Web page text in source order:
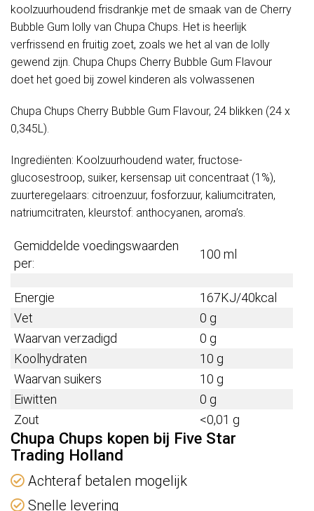
koolzuurhoudend frisdrankje met de smaak van de Cherry
Bubble Gum lolly van Chupa Chups. Het is heerlijk
verfrissend en fruitig zoet, zoals we het al van de lolly
gewend zijn. Chupa Chups Cherry Bubble Gum Flavour
doet het goed bij zowel kinderen als volwassenen
Chupa Chups Cherry Bubble Gum Flavour, 24 blikken (24 x
0,345L).
Ingrediënten: Koolzuurhoudend water, fructose-
glucosestroop, suiker, kersensap uit concentraat (1%),
zuurteregelaars: citroenzuur, fosforzuur, kaliumcitraten,
natriumcitraten, kleurstof: anthocyanen, aroma’s.
Gemiddelde voedingswaarden
per:
100 ml
Energie
167KJ/40kcal
Vet
0 g
Waarvan verzadigd
0 g
Koolhydraten
10 g
Waarvan suikers
10 g
Eiwitten
0 g
Zout
<0,01 g
Chupa Chups kopen bij Five Star
Trading Holland
Achteraf betalen mogelijk
Snelle levering